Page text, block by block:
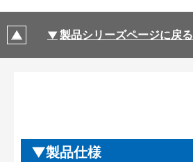
製品シリーズページに戻る
製品仕様